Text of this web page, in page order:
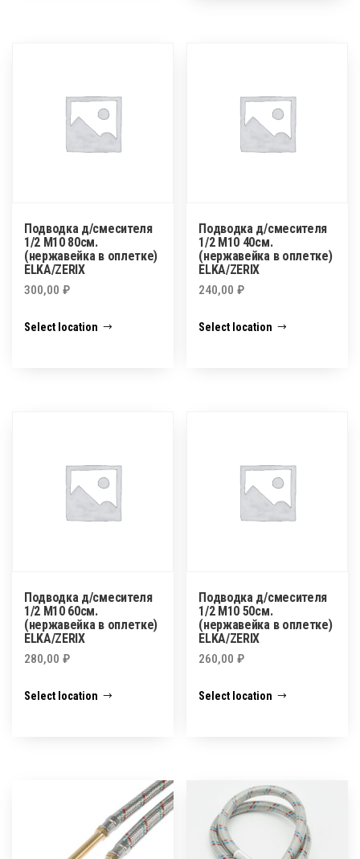
Подводка д/смесителя
1/2 М10 80см.
(нержавейка в оплетке)
ELKA/ZERIX
300,00 ₽
Select location
Подводка д/смесителя
1/2 М10 40см.
(нержавейка в оплетке)
ELKA/ZERIX
240,00₽
Select location
Подводка д/смесителя
1/2 М10 60см.
(нержавейка в оплетке)
ELKA/ZERIX
280,00 ₽
Select location
Подводка д/смесителя
1/2 М10 50см.
(нержавейка в оплетке)
ELKA/ZERIX
260,00₽
Select location